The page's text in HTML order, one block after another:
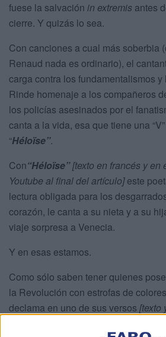
fuese la salvación in extremis antes
cierre. Y quizás lo sea.
Con canciones a cual más soberbia
Renaud nada es ordinario), el
carga contra los fundamentalismos
Rinde homenaje a los compañeros
los policías asesinados por el
canta a la vida, esa que tiene una
“Héloïse”.
Con“Héloïse”[texto en francés y en
Youtube al final del artículo]este
lectura obligada para los
corazón, le canta a su nieta y a su
viaje sorpresa a Venecia.
Y en esas estamos.
Como sólo saben tener quienes
la Revolución con estrofas de
declama en uno de sus versos [texto